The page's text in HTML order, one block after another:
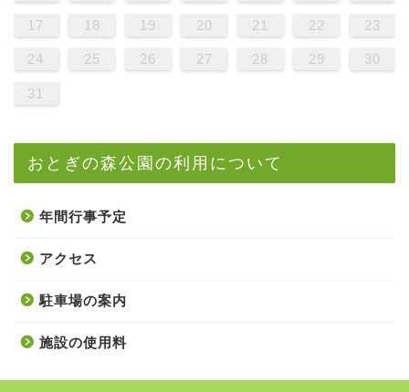
17 18 19 20 21 22 23
24 25 26 27 28 29 30
31
おとぎの森公園の利用について
年間行事予定
アクセス
駐車場の案内
施設の使用料